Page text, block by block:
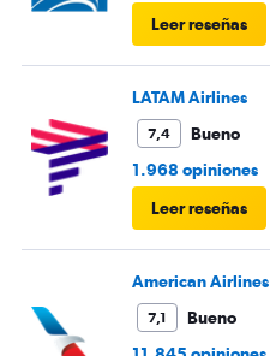
Leer reseñas
LATAM Airlines
7,4
Bueno
1.968 opiniones
Leer reseñas
American Airlines
7,1
Bueno